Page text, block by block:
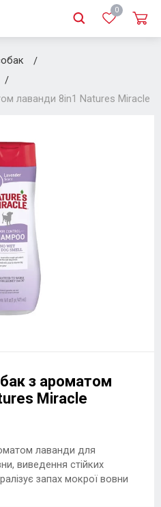
0
лаванди 8in1 Natures Miracle
з ароматом
Miracle
лаванди для
виведення стійких
запах мокрої вовни